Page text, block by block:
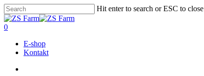
Skip
to
main
Hit enter to search or ESC to close
Close
Search
account
0
E-shop
Kontakt